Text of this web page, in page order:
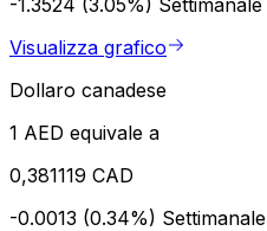
Visualizza grafico
Dollaro canadese
1 AED equivale a
0,381119 CAD
-0.0013 (0.34%) Settimanale